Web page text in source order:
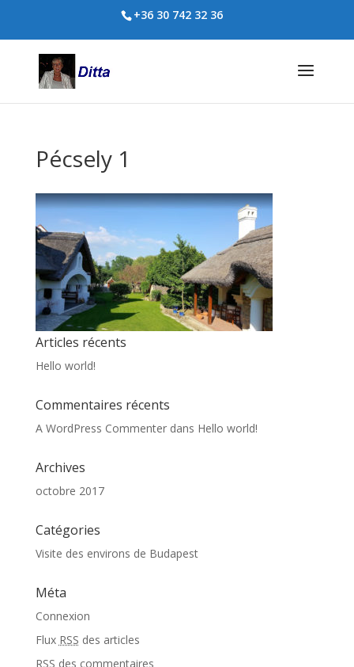
+36 30 742 32 36
Pécsely 1
Articles récents
Hello world!
Commentaires récents
A WordPress Commenterdans Hello world!
Archives
octobre 2017
Catégories
Visite des environs de Budapest
Méta
Connexion
Flux RSS des articles
RSS des commentaires